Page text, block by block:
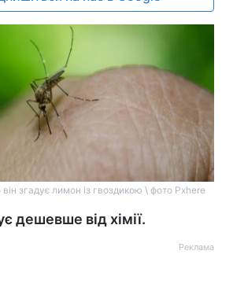
він згадує лимон із гвоздикою \ фото Pxhere
дешевше від хімії.
Реклама